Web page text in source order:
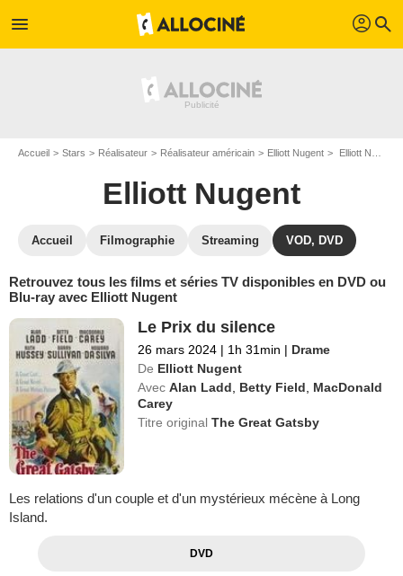
menu profil search
Accueil Stars Réalisateur Réalisateur américain Elliott Nugent Elliott Nugent : ses Blu-Ray, DVD, VOD, SVOD
Elliott Nugent
Accueil Filmographie Streaming VOD, DVD
Retrouvez tous les films et séries TV disponibles en DVD ou
Blu-ray avec Elliott Nugent
Le Prix du silence
26 mars 2024 | 1h 31min | Drame
De Elliott Nugent
Avec Alan Ladd Betty Field
MacDonald
Carey
Titre originalThe Great Gatsby
Les relations d'un couple et d'un mystérieux mécène à Long
Island.
DVD